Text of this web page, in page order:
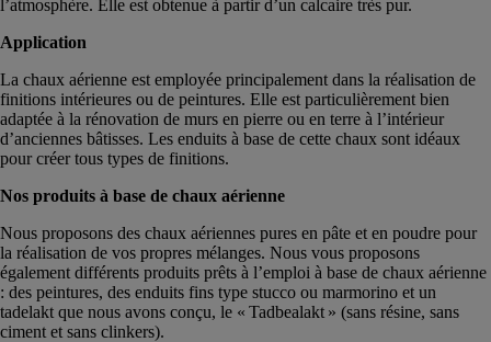
l’atmosphère. Elle est obtenue à partir d’un calcaire très pur.
Application
La chaux aérienne est employée principalement dans la réalisation de
finitions intérieures ou de peintures. Elle est particulièrement bien
adaptée à la rénovation de murs en pierre ou en terre à l’intérieur
d’anciennes bâtisses. Les enduits à base de cette chaux sont idéaux
pour créer tous types de finitions.
Nos produits à base de chaux aérienne
Nous proposons des chaux aériennes pures en pâte et en poudre pour
la réalisation de vos propres mélanges. Nous vous proposons
également différents produits prêts à l’emploi à base de chaux aérienne
: des peintures, des enduits fins type stucco ou marmorino et un
tadelakt que nous avons conçu, le « Tadbealakt » (sans résine, sans
ciment et sans clinkers).